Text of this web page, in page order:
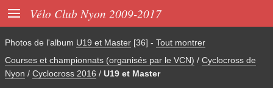
 Vélo Club Nyon 2009-2017
Photos de l'album U19 et Master [36] - Tout montrer
Courses et championnats (organisés par le VCN) / Cyclocross de
Nyon / Cyclocross 2016 / U19 et Master